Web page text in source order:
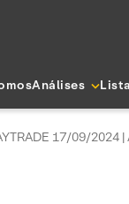
Análises
17/09/2024